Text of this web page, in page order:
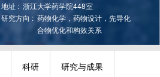
地址 : 浙江大学药学院448室
研究方向 : 药物化学，药物设计，先导化
合物优化和构效关系
科研 研究与成果